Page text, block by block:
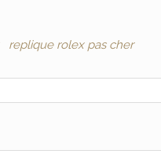
replique rolex pas cher